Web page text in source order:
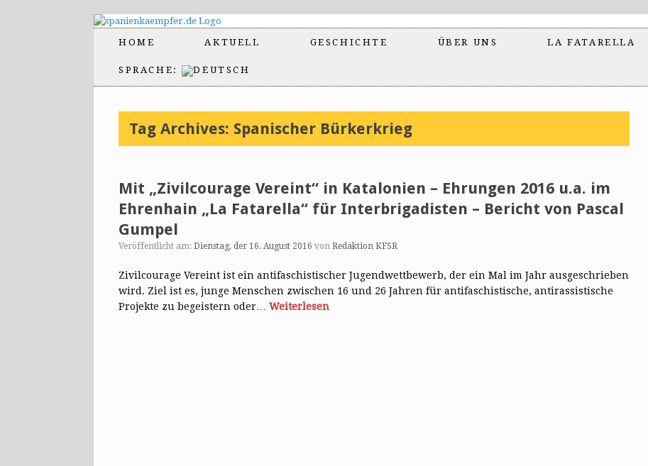
HOME AKTUELL GESCHICHTE ÜBER UNS LA FATARELLA
SPRACHE:
Tag Archives: Spanischer Bürkerkrieg
Mit „Zivilcourage Vereint“ in Katalonien – Ehrungen 2016 u.a. im
Ehrenhain „La Fatarella“ für Interbrigadisten – Bericht von Pascal
Gumpel
Veröffentlicht am: Dienstag, der 16. August 2016 von Redaktion KFSR
Zivilcourage Vereint ist ein antifaschistischer Jugendwettbewerb, der ein Mal im Jahr ausgeschrieben
wird. Ziel ist es, junge Menschen zwischen 16 und 26 Jahren für antifaschistische, antirassistische
Projekte zu begeistern oder… Weiterlesen